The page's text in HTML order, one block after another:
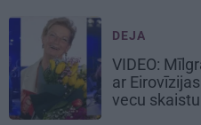
DEJA
VIDEO:
ar
vecu